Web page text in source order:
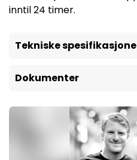
inntil 24 timer.
Tekniske
Dokumenter